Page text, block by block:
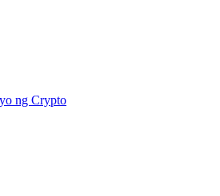
ng Crypto